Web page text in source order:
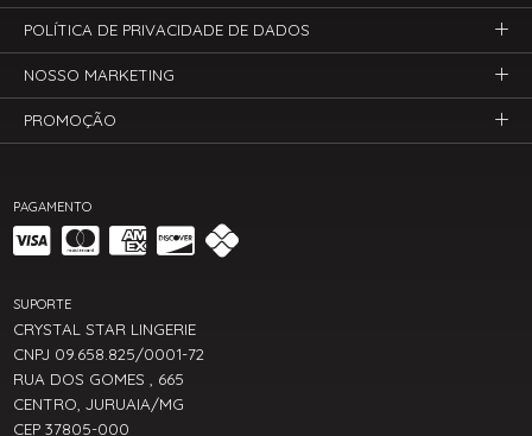
PAGAMENTO
SUPORTE
CRYSTAL STAR LINGERIE
CNPJ 09.658.825/0001-72
RUA DOS GOMES , 665
CENTRO, JURUAIA/MG
CEP 37805-000
POLÍTICA DE PRIVACIDADE DE DADOS
NOSSO MARKETING
PROMOÇÃO